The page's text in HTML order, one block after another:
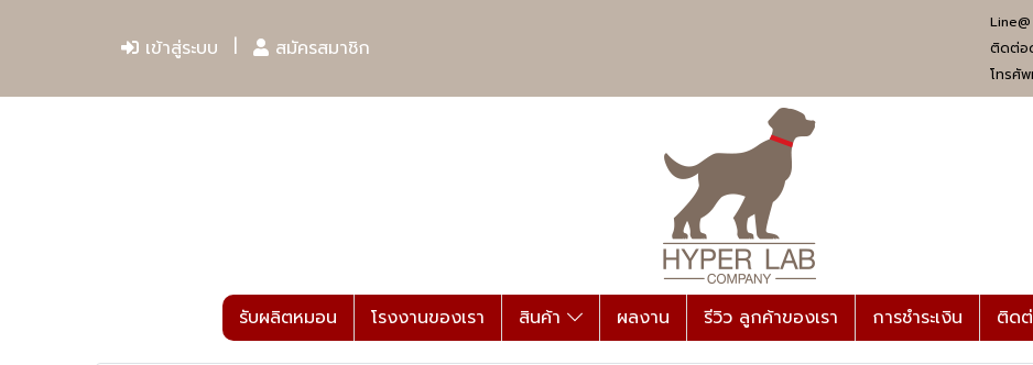
เข้าสู่ระบบ สมัครสมาชิก
ติดต่อ
โทร
รับผลิตหมอน โรงงานของเรา สินค้า ผลงาน รีวิว ลูกค้าของเรา การชำระเงิน ติดต่